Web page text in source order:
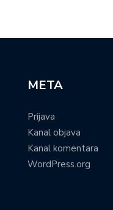
META
Prijava
Kanal objava
Kanal komentara
WordPress.org